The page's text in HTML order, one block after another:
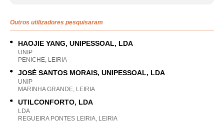
Outros utilizadores pesquisaram
HAOJIE YANG, UNIPESSOAL, LDA
UNIP
PENICHE, LEIRIA
JOSÉ SANTOS MORAIS, UNIPESSOAL, LDA
UNIP
MARINHA GRANDE, LEIRIA
UTILCONFORTO, LDA
LDA
REGUEIRA PONTES LEIRIA, LEIRIA